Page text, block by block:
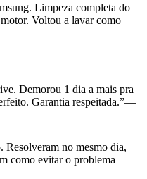
Limpeza completa do
Voltou a lavar como
Demorou 1 dia a mais pra
Garantia respeitada.”—
Resolveram no mesmo dia,
como evitar o problema